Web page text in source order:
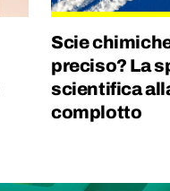
Scie
preciso? La
scientifica
complotto